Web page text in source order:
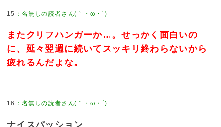
15 ：名無しの読者さん(｀・ω・´)
またクリフハンガーか…。せっかく面白いの
に、延々翌週に続いてスッキリ終わらないから
疲れるんだよな。
16 ：名無しの読者さん(｀・ω・´)
ナイスパッション